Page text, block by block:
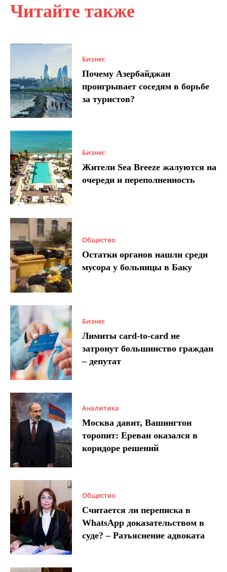
Читайте также
Бизнес
Почему Азербайджан
проигрывает соседям в борьбе
за туристов?
Бизнес
Жители Sea Breeze жалуются на
очереди и переполненность
Общество
Остатки органов нашли среди
мусора у больницы в Баку
Бизнес
Лимиты card-to-card не
затронут большинство граждан
– депутат
Аналитика
Москва давит, Вашингтон
торопит: Ереван оказался в
коридоре решений
Общество
Считается ли переписка в
WhatsApp доказательством в
суде? – Разъяснение адвоката